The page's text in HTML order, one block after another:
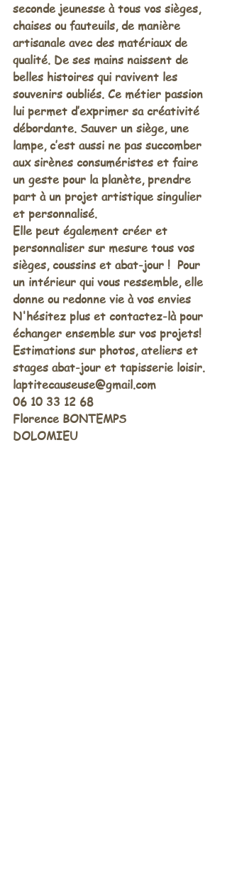
seconde jeunesse à tous vos sièges,
chaises ou fauteuils, de manière
artisanale avec des matériaux de
qualité. De ses mains naissent de
belles histoires qui ravivent les
souvenirs oubliés. Ce métier passion
lui permet d’exprimer sa créativité
débordante. Sauver un siège, une
lampe, c’est aussi ne pas succomber
aux sirènes consuméristes et faire
un geste pour la planète, prendre
part à un projet artistique singulier
et personnalisé.
Elle peut également créer et
personnaliser sur mesure tous vos
sièges, coussins et abat-jour !  Pour
un intérieur qui vous ressemble, elle
donne ou redonne vie à vos envies
N'hésitez plus et contactez-là pour
échanger ensemble sur vos projets!
Estimations sur photos, ateliers et
stages abat-jour et tapisserie loisir.
laptitecauseuse@gmail.com
06 10 33 12 68
Florence BONTEMPS
DOLOMIEU